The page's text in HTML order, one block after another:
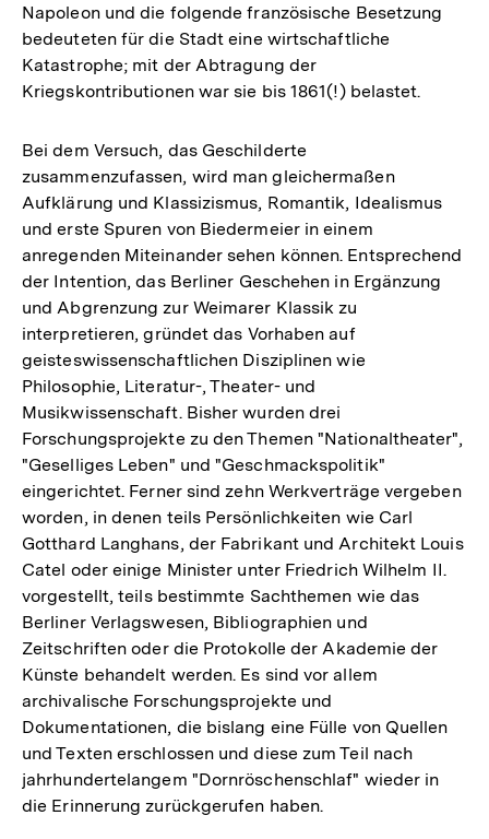
Napoleon und die folgende französische Besetzung
bedeuteten für die Stadt eine wirtschaftliche
Katastrophe; mit der Abtragung der
Kriegskontributionen war sie bis 1861(!) belastet.
Bei dem Versuch, das Geschilderte
zusammenzufassen, wird man gleichermaßen
Aufklärung und Klassizismus, Romantik, Idealismus
und erste Spuren von Biedermeier in einem
anregenden Miteinander sehen können. Entsprechend
der Intention, das Berliner Geschehen in Ergänzung
und Abgrenzung zur Weimarer Klassik zu
interpretieren, gründet das Vorhaben auf
geisteswissenschaftlichen Disziplinen wie
Philosophie, Literatur-, Theater- und
Musikwissenschaft. Bisher wurden drei
Forschungsprojekte zu den Themen "Nationaltheater",
"Geselliges Leben" und "Geschmackspolitik"
eingerichtet. Ferner sind zehn Werkverträge vergeben
worden, in denen teils Persönlichkeiten wie Carl
Gotthard Langhans, der Fabrikant und Architekt Louis
Catel oder einige Minister unter Friedrich Wilhelm II.
vorgestellt, teils bestimmte Sachthemen wie das
Berliner Verlagswesen, Bibliographien und
Zeitschriften oder die Protokolle der Akademie der
Künste behandelt werden. Es sind vor allem
archivalische Forschungsprojekte und
Dokumentationen, die bislang eine Fülle von Quellen
und Texten erschlossen und diese zum Teil nach
jahrhundertelangem "Dornröschenschlaf" wieder in
die Erinnerung zurückgerufen haben.